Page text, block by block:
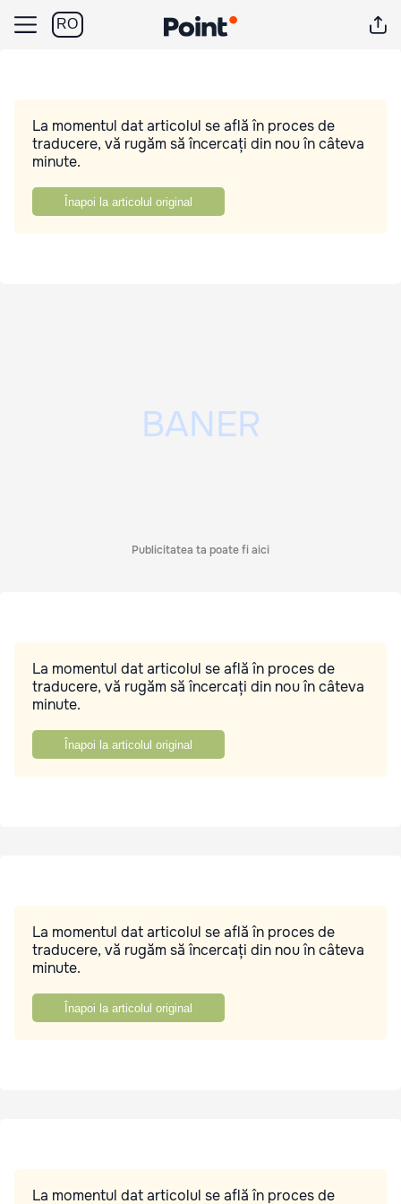
RO
La momentul dat articolul se află în proces de
traducere, vă rugăm să încercați din nou în câteva
minute.
Înapoi la articolul original
Publicitatea ta poate fi aici
La momentul dat articolul se află în proces de
traducere, vă rugăm să încercați din nou în câteva
minute.
Înapoi la articolul original
La momentul dat articolul se află în proces de
traducere, vă rugăm să încercați din nou în câteva
minute.
Înapoi la articolul original
La momentul dat articolul se află în proces de